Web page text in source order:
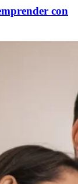
con